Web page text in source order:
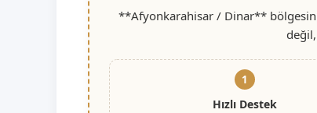
**Afyonkarahisar / Dinar**
1
Hızlı Destek